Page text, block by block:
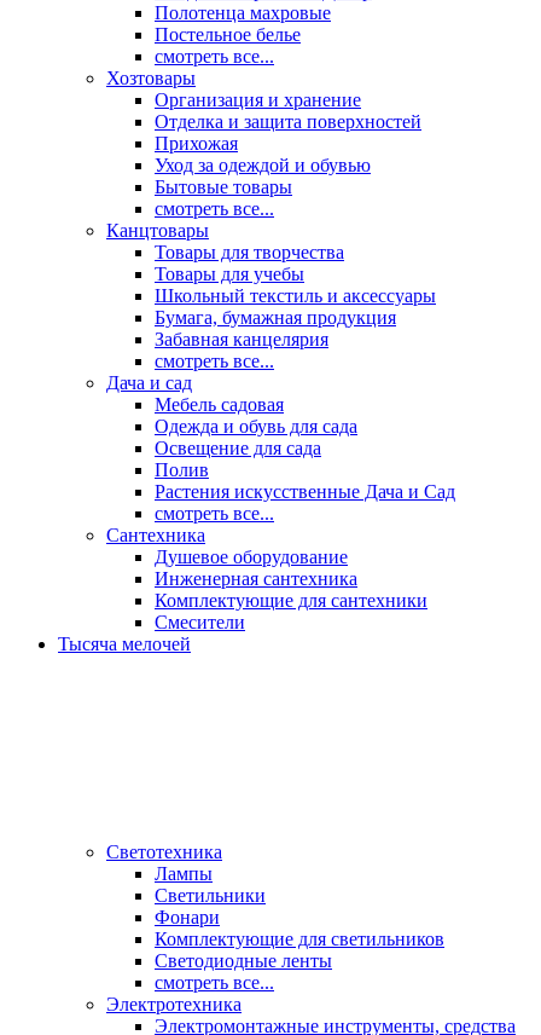
Полотенца махровые
Постельное белье
смотреть все...
Хозтовары
Организация и хранение
Отделка и защита поверхностей
Прихожая
Уход за одеждой и обувью
Бытовые товары
смотреть все...
Канцтовары
Товары для творчества
Товары для учебы
Школьный текстиль и аксессуары
Бумага, бумажная продукция
Забавная канцелярия
смотреть все...
Дача и сад
Мебель садовая
Одежда и обувь для сада
Освещение для сада
Полив
Растения искусственные Дача и Сад
смотреть все...
Сантехника
Душевое оборудование
Инженерная сантехника
Комплектующие для сантехники
Смесители
Тысяча мелочей
Светотехника
Лампы
Светильники
Фонари
Комплектующие для светильников
Светодиодные ленты
смотреть все...
Электротехника
Электромонтажные инструменты, средства